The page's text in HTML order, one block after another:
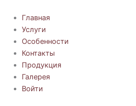
содержимому
Главная
Услуги
Особенности
Контакты
Продукция
Галерея
Войти